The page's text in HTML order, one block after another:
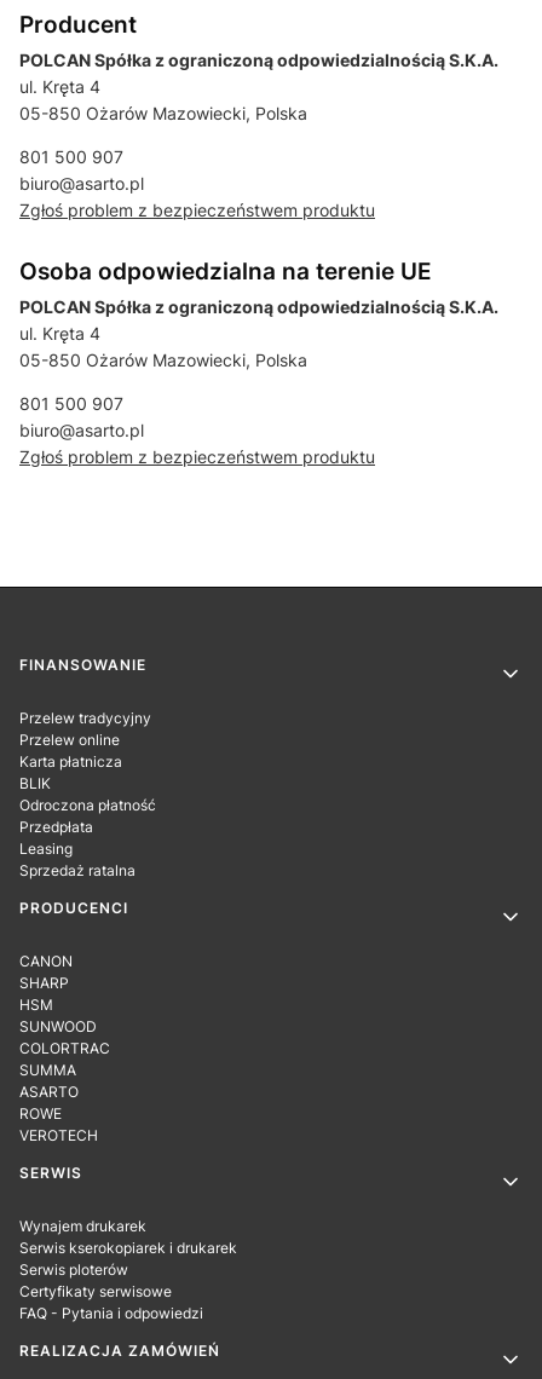
Producent
POLCAN Spółka z ograniczoną odpowiedzialnością S.K.A.
ul. Kręta 4
05-850 Ożarów Mazowiecki, Polska
801 500 907
biuro@asarto.pl
Zgłoś problem z bezpieczeństwem produktu
Osoba odpowiedzialna na terenie UE
POLCAN Spółka z ograniczoną odpowiedzialnością S.K.A.
ul. Kręta 4
05-850 Ożarów Mazowiecki, Polska
801 500 907
biuro@asarto.pl
Zgłoś problem z bezpieczeństwem produktu
Linki w stopce
FINANSOWANIE
Przelew tradycyjny
Przelew online
Karta płatnicza
BLIK
Odroczona płatność
Przedpłata
Leasing
Sprzedaż ratalna
PRODUCENCI
CANON
SHARP
HSM
SUNWOOD
COLORTRAC
SUMMA
ASARTO
ROWE
VEROTECH
SERWIS
Wynajem drukarek
Serwis kserokopiarek i drukarek
Serwis ploterów
Certyfikaty serwisowe
FAQ - Pytania i odpowiedzi
REALIZACJA ZAMÓWIEŃ